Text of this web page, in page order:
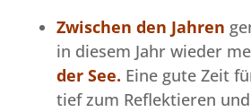
Zwischen den Jahren
in diesem Jahr wieder
der See. Eine gute Zeit
tief zum Reflektieren